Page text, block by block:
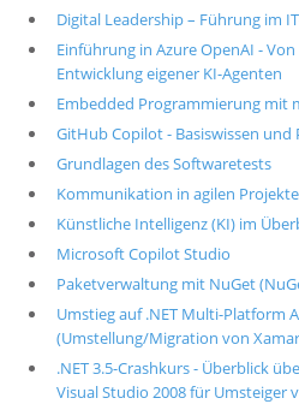
Digital Leadership – Führung im
Einführung in Azure OpenAI -
Entwicklung eigener KI-Agenten
Embedded Programmierung mit
GitHub Copilot - Basiswissen
Grundlagen des Softwaretests
Kommunikation in agilen
Künstliche Intelligenz (KI) im
Microsoft Copilot Studio
Paketverwaltung mit NuGet
Umstieg auf .NET Multi-Platform
(Umstellung/Migration von
.NET 3.5-Crashkurs - Überblick
Visual Studio 2008 für Umsteiger